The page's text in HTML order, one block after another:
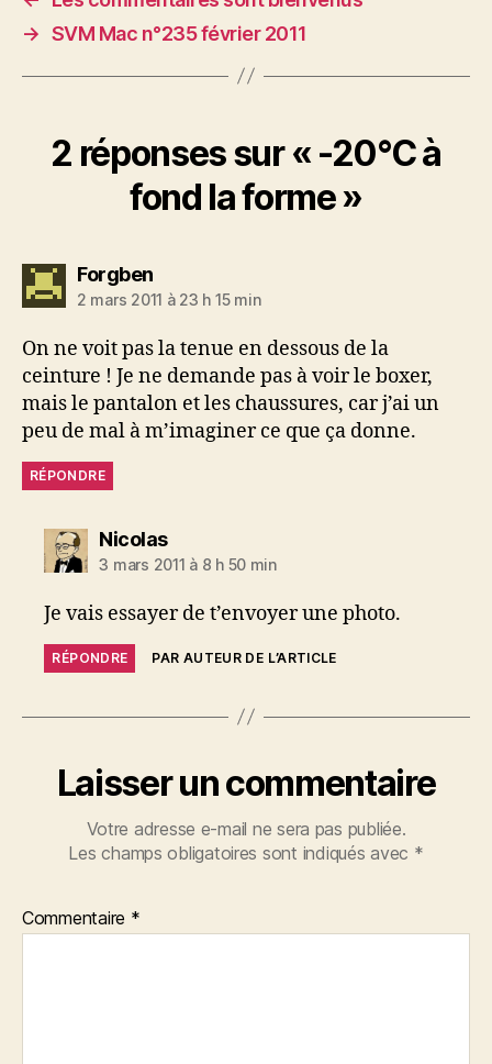
→ SVM Mac n°235 février 2011
2 réponses sur « -20°C à
fond la forme »
Forgbendit :
2 mars 2011 à 23 h 15 min
On ne voit pas la tenue en dessous de la
ceinture ! Je ne demande pas à voir le boxer,
mais le pantalon et les chaussures, car j’ai un
peu de mal à m’imaginer ce que ça donne.
RÉPONDRE
Nicolasdit :
3 mars 2011 à 8 h 50 min
Je vais essayer de t’envoyer une photo.
RÉPONDRE PAR AUTEUR DE L’ARTICLE
Laisser un commentaire
Votre adresse e-mail ne sera pas publiée.
Les champs obligatoires sont indiqués avec *
Commentaire *